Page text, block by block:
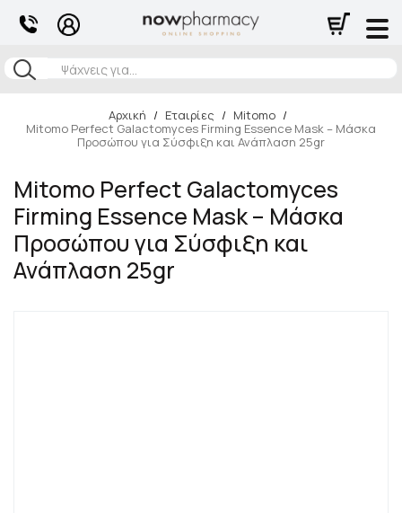
Αναζήτηση
Αρχική / Εταιρίες / Mitomo /
Mitomo Perfect Galactomyces Firming Essence Mask – Μάσκα
Προσώπου για Σύσφιξη και Ανάπλαση 25gr
Mitomo Perfect Galactomyces
Firming Essence Mask – Μάσκα
Προσώπου για Σύσφιξη και
Ανάπλαση 25gr